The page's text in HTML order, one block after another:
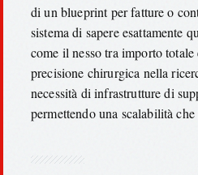
di un blueprint per fatture o
sistema di sapere esattamente
come il nesso tra importo
precisione chirurgica nella
necessità di infrastrutture di
permettendo una scalabilità che